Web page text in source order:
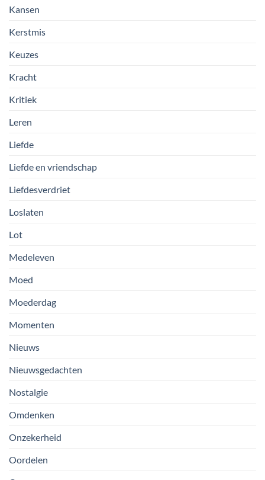
Kansen
Kerstmis
Keuzes
Kracht
Kritiek
Leren
Liefde
Liefde en vriendschap
Liefdesverdriet
Loslaten
Lot
Medeleven
Moed
Moederdag
Momenten
Nieuws
Nieuwsgedachten
Nostalgie
Omdenken
Onzekerheid
Oordelen